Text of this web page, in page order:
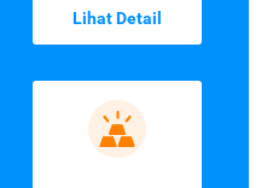
Lihat Detail